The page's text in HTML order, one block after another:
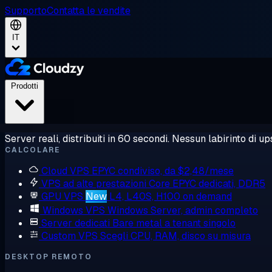
SupportoContatta le vendite
IT
Server reali, distribuiti in 60 secondi. Nessun labirinto di
CALCOLARE
Cloud VPS EPYC condiviso, da $2,48/mese
VPS ad alte prestazioni Core EPYC dedicati, DDR5
GPU VPS New L4, L40S, H100 on demand
Windows VPS Windows Server, admin completo
Server dedicati Bare metal a tenant singolo
Custom VPS Scegli CPU, RAM, disco su misura
DESKTOP REMOTO